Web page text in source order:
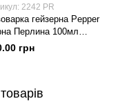
2242 PR
гейзерна Pepper
Перлина 100мл
з антипригарним
грн